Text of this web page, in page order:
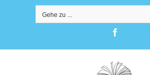
Gehe zu ...